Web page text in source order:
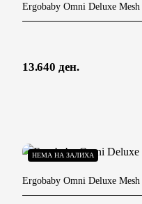
Ergobaby Omni Deluxe Mesh
13.640 ден.
НЕМА НА ЗАЛИХА
Ergobaby Omni Deluxe Mesh